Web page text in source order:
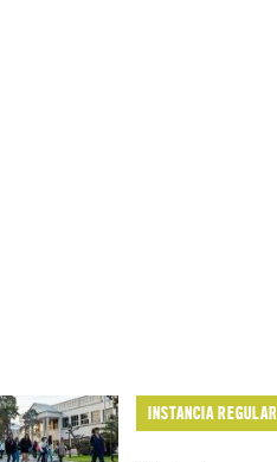
INSTANCIA REGULAR